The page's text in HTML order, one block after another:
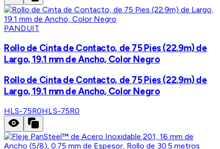
PANDUIT
Rollo de Cinta de Contacto, de 75 Pies (22.9m) de
Largo, 19.1 mm de Ancho, Color Negro
Rollo de Cinta de Contacto, de 75 Pies (22.9m) de
Largo, 19.1 mm de Ancho, Color Negro
HLS-75R0HLS-75R0